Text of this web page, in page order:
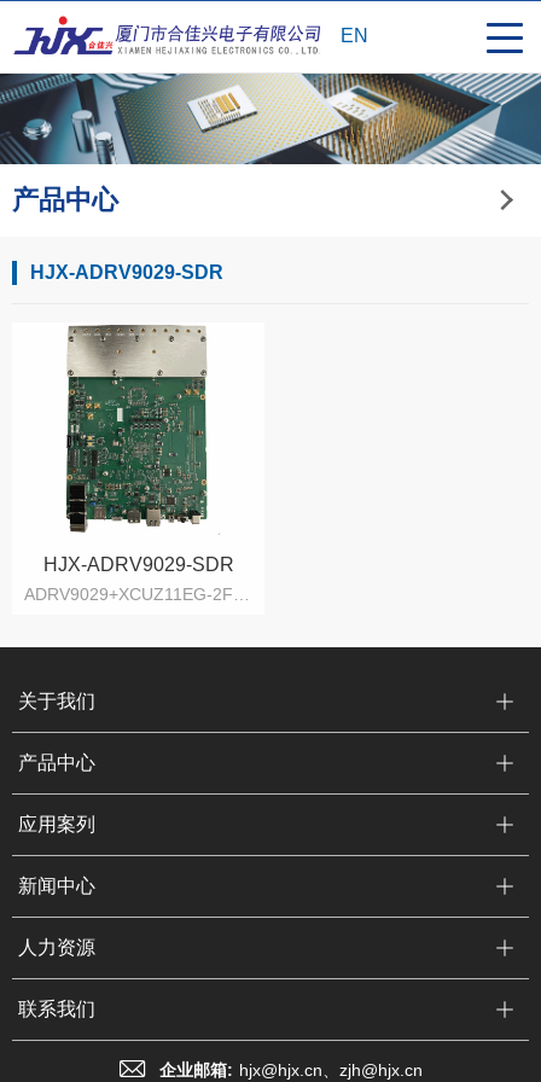
EN
产品中心
HJX-ADRV9029-SDR
HJX-ADRV9029-SDR
关于我们
产品中心
应用案列
新闻中心
人力资源
联系我们
企业邮箱: hjx@hjx.cn、zjh@hjx.cn